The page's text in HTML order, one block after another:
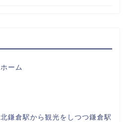
ホーム
北鎌倉駅から観光をしつつ鎌倉駅